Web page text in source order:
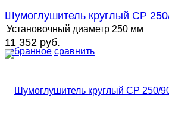
избранное сравнить
Шумоглушитель круглый СР
Установочный диаметр 250 мм
11 352 руб.